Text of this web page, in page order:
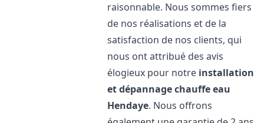
raisonnable. Nous sommes fiers
de nos réalisations et de la
satisfaction de nos clients, qui
nous ont attribué des avis
élogieux pour notre installation
et dépannage chauffe eau
Hendaye. Nous offrons